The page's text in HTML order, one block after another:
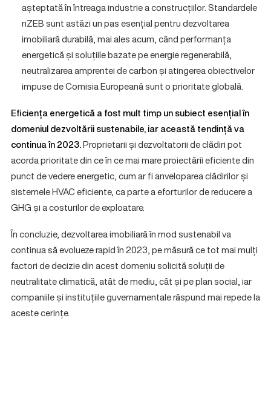
așteptată în întreaga industrie a construcțiilor. Standardele
nZEB sunt astăzi un pas esențial pentru dezvoltarea
imobiliară durabilă, mai ales acum, când performanța
energetică și soluțiile bazate pe energie regenerabilă,
neutralizarea amprentei de carbon și atingerea obiectivelor
impuse de Comisia Europeană sunt o prioritate globală.
Eficiența energetică a fost mult timp un subiect esențial în
domeniul dezvoltării sustenabile, iar această tendință va
continua în 2023.Proprietarii și dezvoltatorii de clădiri pot
acorda prioritate din ce în ce mai mare proiectării eficiente din
punct de vedere energetic, cum ar fi anveloparea clădirilor și
sistemele HVAC eficiente, ca parte a eforturilor de reducere a
GHG și a costurilor de exploatare.
În concluzie, dezvoltarea imobiliară în mod sustenabil va
continua să evolueze rapid în 2023, pe măsură ce tot mai mulți
factori de decizie din acest domeniu solicită soluții de
neutralitate climatică, atât de mediu, cât și pe plan social, iar
companiile și instituțiile guvernamentale răspund mai repede la
aceste cerințe.